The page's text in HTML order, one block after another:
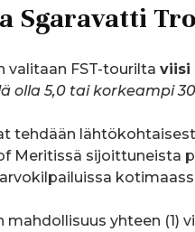
Sgaravatti
valitaan FST-tourilta viisi
olla 5,0 tai korkeampi
tehdään
of Meritissä
mahdollisuus yhteen (1)